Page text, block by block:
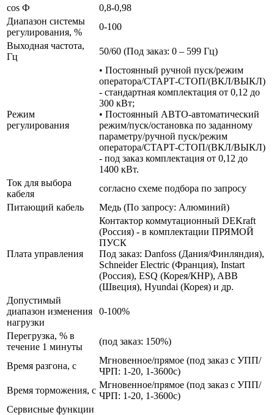
cos Ф
0,8-0,98
Диапазон системы
регулирования, %
0-100
Выходная частота,
Гц
50/60 (Под заказ: 0 – 599 Гц)
Режим
регулирования
• Постоянный ручной пуск/режим
оператора/СТАРТ-СТОП/(ВКЛ/ВЫКЛ)
- стандартная комплектация от 0,12 до
300 кВт;
• Постоянный АВТО-автоматический
режим/пуск/остановка по заданному
параметру/ручной пуск/режим
оператора/СТАРТ-СТОП/(ВКЛ/ВЫКЛ)
- под заказ комплектация от 0,12 до
1400 кВт.
Ток для выбора
кабеля
согласно схеме подбора по запросу
Питающий кабель
Медь (По запросу: Алюминий)
Плата управления
Контактор коммутационный DEKraft
(Россия) - в комплектации ПРЯМОЙ
ПУСК
Под заказ: Danfoss (Дания/Финляндия),
Schneider Electric (Франция), Instart
(Россия), ESQ (Корея/КНР), ABB
(Швеция), Hyundai (Корея) и др.
Допустимый
диапазон изменения
нагрузки
0-100%
Перегрузка, % в
течение 1 минуты
(под заказ: 150%)
Время разгона, с
Мгновенное/прямое (под заказ с УПП/
ЧРП: 1-20, 1-3600с)
Время торможения, с
Мгновенное/прямое (под заказ с УПП/
ЧРП: 1-20, 1-3600с)
Сервисные функции